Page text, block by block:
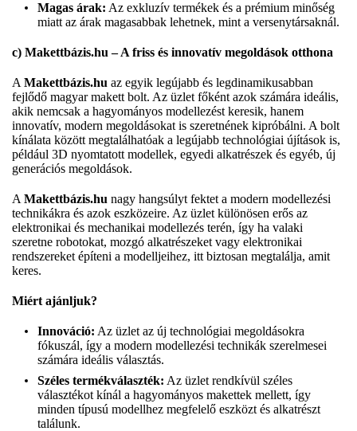
Magas árak: Az exkluzív termékek és a prémium minőség
miatt az árak magasabbak lehetnek, mint a versenytársaknál.
c) Makettbázis.hu – A friss és innovatív megoldások otthona
A Makettbázis.hu az egyik legújabb és legdinamikusabban
fejlődő magyar makett bolt. Az üzlet főként azok számára ideális,
akik nemcsak a hagyományos modellezést keresik, hanem
innovatív, modern megoldásokat is szeretnének kipróbálni. A bolt
kínálata között megtalálhatóak a legújabb technológiai újítások is,
például 3D nyomtatott modellek, egyedi alkatrészek és egyéb, új
generációs megoldások.
A Makettbázis.hu nagy hangsúlyt fektet a modern modellezési
technikákra és azok eszközeire. Az üzlet különösen erős az
elektronikai és mechanikai modellezés terén, így ha valaki
szeretne robotokat, mozgó alkatrészeket vagy elektronikai
rendszereket építeni a modelljeihez, itt biztosan megtalálja, amit
keres.
Miért ajánljuk?
Innováció: Az üzlet az új technológiai megoldásokra
fókuszál, így a modern modellezési technikák szerelmesei
számára ideális választás.
Széles termékválaszték: Az üzlet rendkívül széles
választékot kínál a hagyományos makettek mellett, így
minden típusú modellhez megfelelő eszközt és alkatrészt
találunk.